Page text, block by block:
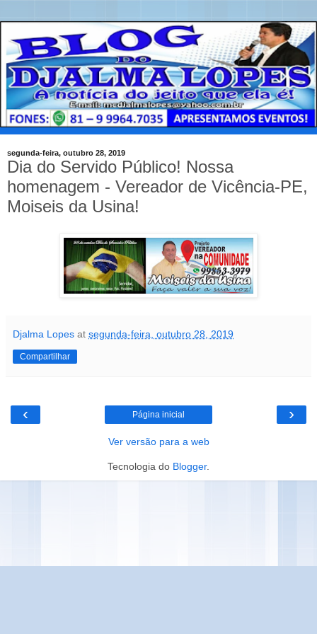
segunda-feira, outubro 28, 2019
Dia do Servido Público! Nossa
homenagem - Vereador de Vicência-PE,
Moiseis da Usina!
Djalma Lopes at segunda-feira, outubro 28, 2019
Compartilhar
‹ ›
Página inicial
Ver versão para a web
Tecnologia do Blogger.